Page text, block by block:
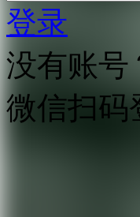
登录
没有账号
微信扫码